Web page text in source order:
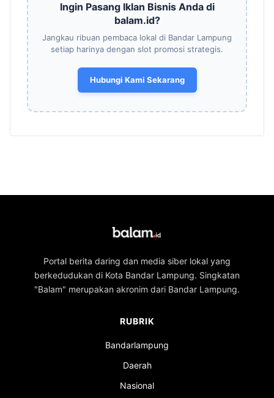
Ingin Pasang Iklan Bisnis Anda di
balam.id?
Jangkau ribuan pembaca lokal di Bandar Lampung
setiap harinya dengan slot promosi strategis.
Hubungi Kami Sekarang
Portal berita daring dan media siber lokal yang
berkedudukan di Kota Bandar Lampung. Singkatan
"Balam" merupakan akronim dari Bandar Lampung.
RUBRIK
Bandarlampung
Daerah
Nasional